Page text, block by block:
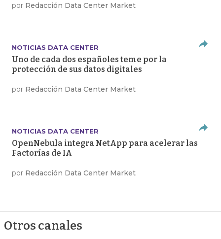
por Redacción Data Center Market
NOTICIAS DATA CENTER
Uno de cada dos españoles teme por la
protección de sus datos digitales
por Redacción Data Center Market
NOTICIAS DATA CENTER
OpenNebula integra NetApp para acelerar las
Factorías de IA
por Redacción Data Center Market
Otros canales